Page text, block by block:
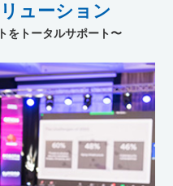
ューション
をトータルサポート〜